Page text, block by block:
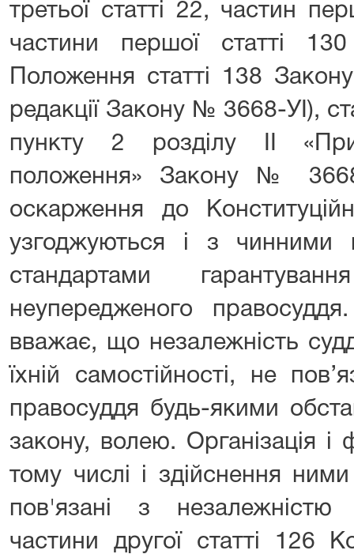
третьої статті 22, частин
частини першої статті 130
Положення статті 138
редакції Закону № 3668-УІ),
пункту 2 розділу II
положення» Закону №
оскарження до
узгоджуються і з чинними
стандартами
неупередженого
вважає, що незалежність
їхній самостійності, не
правосуддя будь-якими
закону, волею. Організація і
тому числі і здійснення
пов'язані з незалежністю
частини другої статті 126